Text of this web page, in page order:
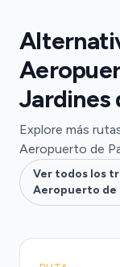
Jardines
Explore más
Aeropuerto de
Ver todos los
Aeropuerto de